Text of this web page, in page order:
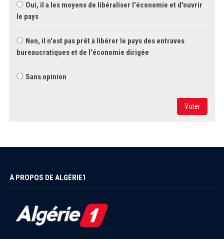
Oui, il a les moyens de libéraliser l'économie et d'ouvrir
le pays
Non, il n'est pas prêt à libérer le pays des entraves
bureaucratiques et de l'économie dirigée
Sans opinion
Voter
À PROPOS DE ALGÉRIE1